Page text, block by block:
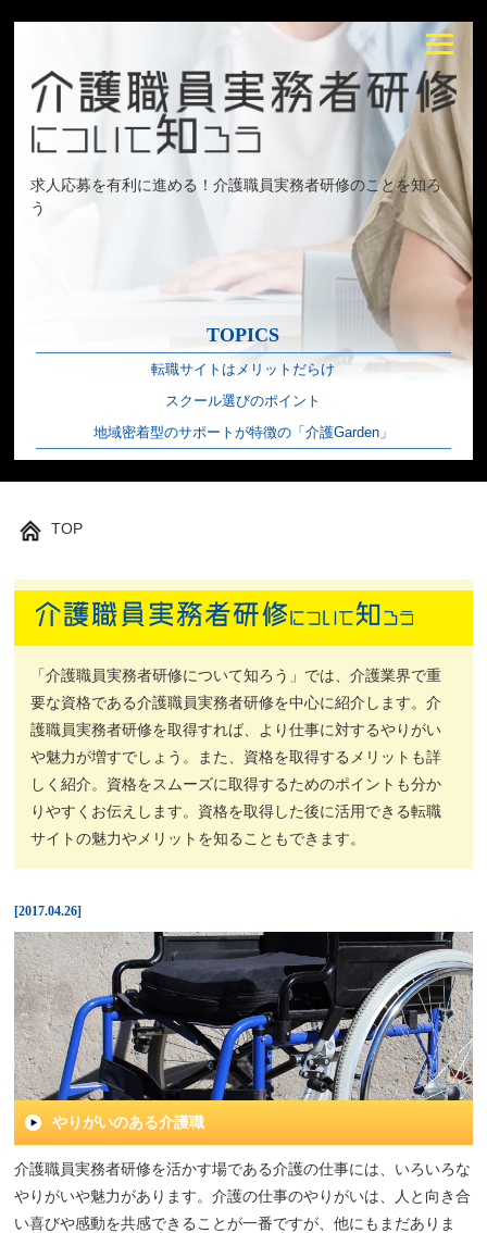
求人応募を有利に進める！介護職員実務者研修のことを知ろ
う
TOPICS
転職サイトはメリットだらけ
スクール選びのポイント
地域密着型のサポートが特徴の「介護Garden」
TOP
「介護職員実務者研修について知ろう」では、介護業界で重
要な資格である介護職員実務者研修を中心に紹介します。介
護職員実務者研修を取得すれば、より仕事に対するやりがい
や魅力が増すでしょう。また、資格を取得するメリットも詳
しく紹介。資格をスムーズに取得するためのポイントも分か
りやすくお伝えします。資格を取得した後に活用できる転職
サイトの魅力やメリットを知ることもできます。
2017.04.26
やりがいのある介護職
介護職員実務者研修を活かす場である介護の仕事には、いろいろな
やりがいや魅力があります。介護の仕事のやりがいは、人と向き合
い喜びや感動を共感できることが一番ですが、他にもまだありま